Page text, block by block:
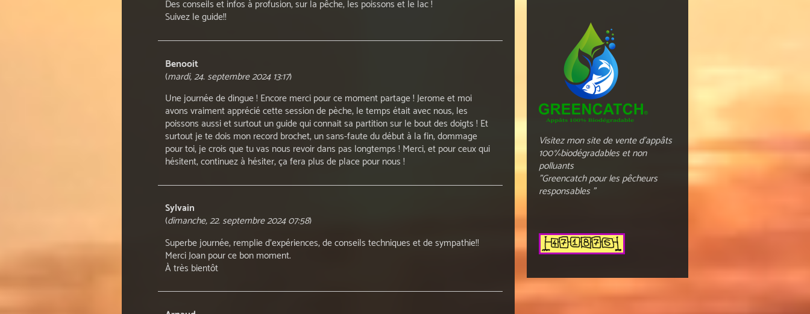
Des conseils et infos à profusion, sur la pêche, les poissons et le lac !
Suivez le guide!!
Benooit
(mardi, 24. septembre 2024 13:17)
Une journée de dingue ! Encore merci pour ce moment partage ! Jerome et moi
avons vraiment apprécié cette session de pèche, le temps était avec nous, les
poissons aussi et surtout un guide qui connait sa partition sur le bout des doigts ! Et
surtout je te dois mon record brochet, un sans-faute du début à la fin, dommage
pour toi, je crois que tu vas nous revoir dans pas longtemps ! Merci, et pour ceux qui
hésitent, continuez à hésiter, ça fera plus de place pour nous !
Sylvain
(dimanche, 22. septembre 2024 07:58)
Superbe journée, remplie d’expériences, de conseils techniques et de sympathie!!
Merci Joan pour ce bon moment.
À très bientôt
Visitez mon site de vente d'appâts
100%biodégradables et non
polluants
"Greencatch pour les pêcheurs
responsables "